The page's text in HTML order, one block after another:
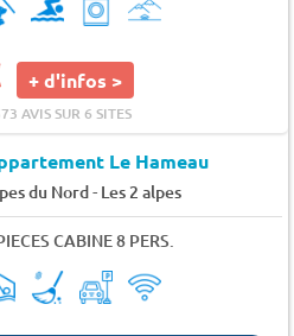
+ d'infos >
AVIS SUR 6 SITES
Le Hameau
du Nord- Les 2 alpes
CABINE 8 PERS.